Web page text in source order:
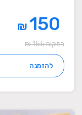
₪
במקום 155 ₪
להזמנה